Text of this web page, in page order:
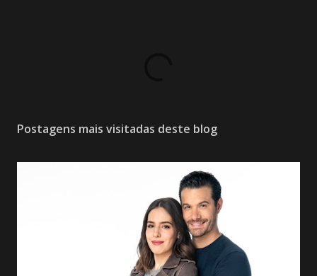
Postagens mais visitadas deste blog